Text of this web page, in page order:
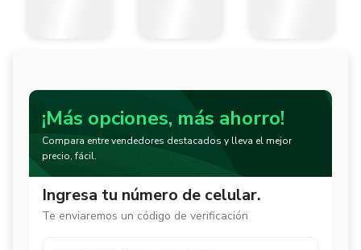
¡Más opciones, más ahorro!
Compara entre vendedores destacados y lleva el mejor
precio, fácil.
Ingresa tu número de celular.
Te enviaremos un código de verificación